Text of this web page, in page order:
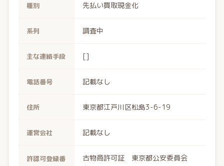
種別 先払い買取現金化
系列 調査中
主な連絡手段 []
電話番号 記載なし
住所 東京都江戸川区松島3-6-19
運営会社 記載なし
許認可登録番
古物商許可証 東京都公安委員会